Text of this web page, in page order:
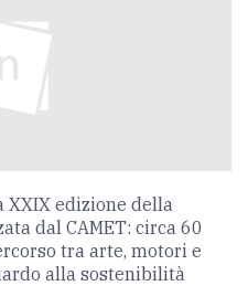
XXIX edizione della
dal CAMET: circa 60
tra arte, motori e
alla sostenibilità